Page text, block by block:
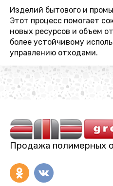
Изделий бытового и
Этот процесс помогает
новых ресурсов и объем
более устойчивому
управлению отходами.
Продажа полимерных